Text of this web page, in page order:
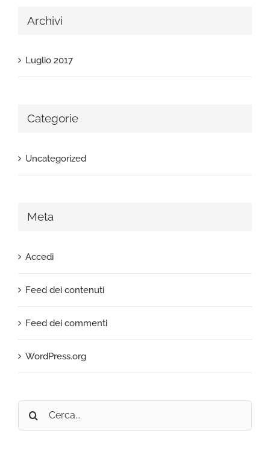
Archivi
Luglio 2017
Categorie
Uncategorized
Meta
Accedi
Feed dei contenuti
Feed dei commenti
WordPress.org
Cerca
per: